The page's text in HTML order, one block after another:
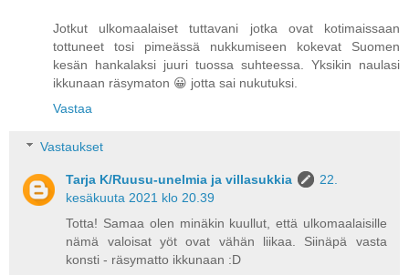
Jotkut ulkomaalaiset tuttavani jotka ovat kotimaissaan
tottuneet tosi pimeässä nukkumiseen kokevat Suomen
kesän hankalaksi juuri tuossa suhteessa. Yksikin naulasi
ikkunaan räsymaton 😀 jotta sai nukutuksi.
Vastaa
Vastaukset
Tarja K/Ruusu-unelmia ja villasukkia
22.
kesäkuuta 2021 klo 20.39
Totta! Samaa olen minäkin kuullut, että ulkomaalaisille
nämä valoisat yöt ovat vähän liikaa. Siinäpä vasta
konsti - räsymatto ikkunaan :D